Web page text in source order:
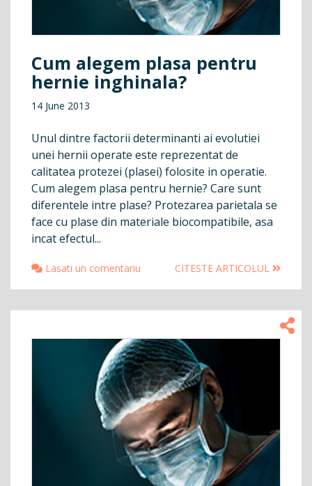
Cum alegem plasa pentru
hernie inghinala?
14 June 2013
Unul dintre factorii determinanti ai evolutiei
unei hernii operate este reprezentat de
calitatea protezei (plasei) folosite in operatie.
Cum alegem plasa pentru hernie? Care sunt
diferentele intre plase? Protezarea parietala se
face cu plase din materiale biocompatibile, asa
incat efectul...
Lasati un comentariu CITESTE ARTICOLUL